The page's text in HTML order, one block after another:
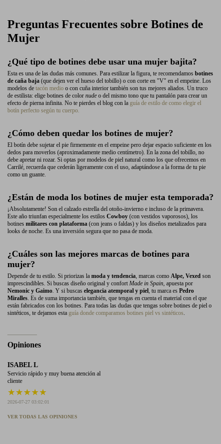
Preguntas Frecuentes sobre Botines de
Mujer
¿Qué tipo de botines debe usar una mujer bajita?
Esta es una de las dudas más comunes. Para estilizar la figura, te recomendamos botines
de caña baja (que dejen ver el hueso del tobillo) o con corte en "V" en el empeine. Los
modelos de tacón medio o con cuña interior también son tus mejores aliados. Un truco
de estilista: elige botines de color nude o del mismo tono que tu pantalón para crear un
efecto de pierna infinita. No te pierdes el blog con la guía de estilo de como elegir el
botín perfecto según tu cuerpo.
¿Cómo deben quedar los botines de mujer?
El botín debe sujetar el pie firmemente en el empeine pero dejar espacio suficiente en los
dedos para moverlos (aproximadamente medio centímetro). En la zona del tobillo, no
debe apretar ni rozar. Si optas por modelos de piel natural como los que ofrecemos en
Carrilé, recuerda que cederán ligeramente con el uso, adaptándose a la forma de tu pie
como un guante.
¿Están de moda los botines de mujer esta temporada?
¡Absolutamente! Son el calzado estrella del otoño-invierno e incluso de la primavera.
Este año triunfan especialmente los estilos Cowboy (con vestidos vaporosos), los
botines militares con plataforma (con jeans o faldas) y los diseños metalizados para
looks de noche. Es una inversión segura que no pasa de moda.
¿Cuáles son las mejores marcas de botines para
mujer?
Depende de tu estilo. Si priorizas la moda y tendencia, marcas como Alpe, Vexed son
imprescindibles. Si buscas diseño original y confort Made in Spain, apuesta por
Nemonic y Gaimo. Y si buscas elegancia atemporal y piel, tu marca es Pedro
Miralles. Es de suma importancia también, que tengas en cuenta el material con el que
están fabricados con los botines. Para todas las dudas que tengas sobre botines de piel o
sintéticos, te dejamos esta guía donde comparamos botines piel vs sintéticos.
Opiniones
ISABEL L
Servicio rápido y muy buena atención al
cliente
★★★★★
2026-07-27 03:02:01
VER TODAS LAS OPINIONES